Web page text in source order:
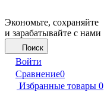
Экономьте, сохраняйте
и зарабатывайте с нами
Поиск
Войти
Сравнение0
Избранные товары 0